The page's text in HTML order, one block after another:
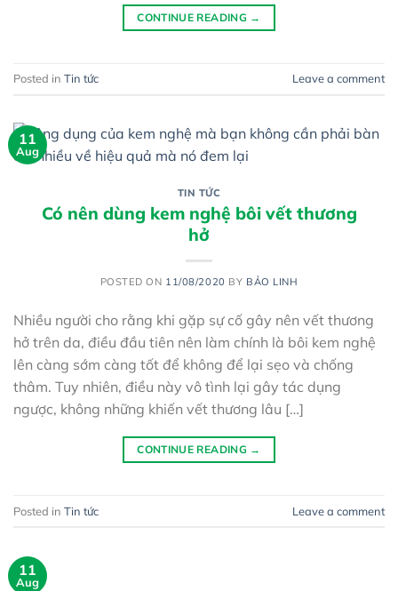
CONTINUE READING →
Posted in Tin tức Leave a comment
11
Aug
TIN TỨC
Có nên dùng kem nghệ bôi vết thương
hở
POSTED ON 11/08/2020 BY BẢO LINH
Nhiều người cho rằng khi gặp sự cố gây nên vết thương
hở trên da, điều đầu tiên nên làm chính là bôi kem nghệ
lên càng sớm càng tốt để không để lại sẹo và chống
thâm. Tuy nhiên, điều này vô tình lại gây tác dụng
ngược, không những khiến vết thương lâu […]
CONTINUE READING →
Posted in Tin tức Leave a comment
11
Aug